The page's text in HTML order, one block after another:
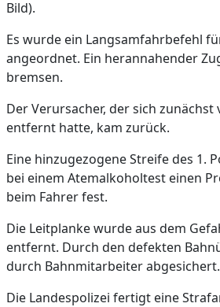
Bild).
Es wurde ein Langsamfahrbefehl
angeordnet. Ein herannahender
bremsen.
Der Verursacher, der sich
entfernt hatte, kam zurück.
Eine hinzugezogene Streife des 1.
bei einem Atemalkoholtest einen
beim Fahrer fest.
Die Leitplanke wurde aus dem
entfernt. Durch den defekten
durch Bahnmitarbeiter abgesichert.
Die Landespolizei fertigt eine